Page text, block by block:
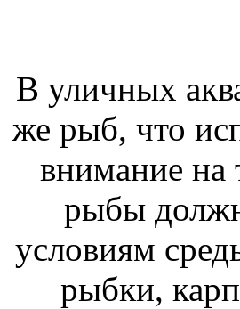
В уличных
же рыб, что
внимание на
рыбы
условиям
рыбки,